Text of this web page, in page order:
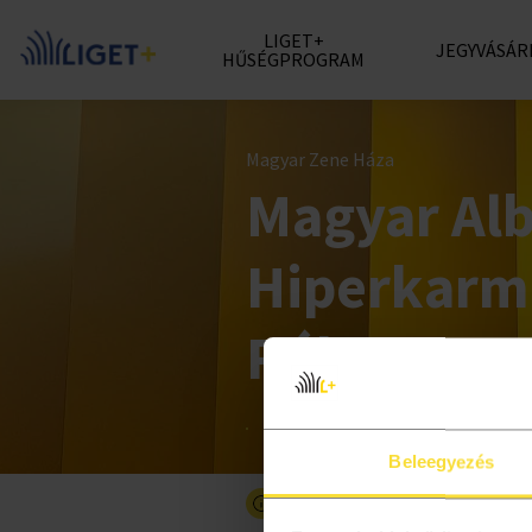
Beleegyezés
LIGET+
HŰSÉGPROGRAM
Magyar Zene Háza
Magyar
Róbert
Részletesebben a